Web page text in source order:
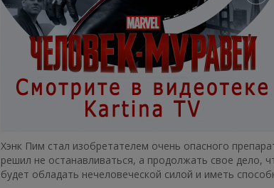
Хэнк Пим стал изобретателем очень опасного
решил не останавливаться, а продолжать свое дело,
будет обладать нечеловеческой силой и иметь